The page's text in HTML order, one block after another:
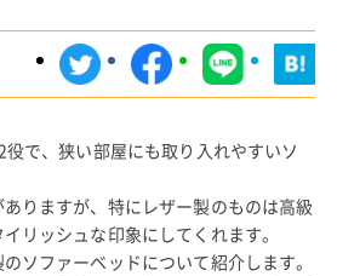
で、狭い部屋にも取り入れやすいソ
りますが、特にレザー製のものは高級
リッシュな印象にしてくれます。
ソファーベッドについて紹介します。